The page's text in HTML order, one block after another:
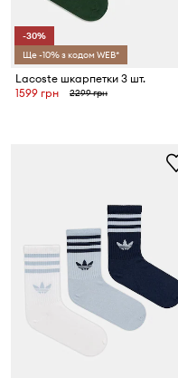
-30%
Ще -10% з кодом WEB*
Lacoste шкарпетки 3 шт.
1599 грн
2299 грн